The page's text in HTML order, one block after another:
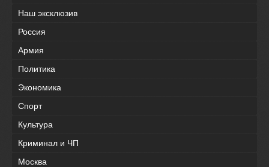
Наш эксклюзив
Россия
Армия
Политика
Экономика
Спорт
Культура
Криминал и ЧП
Москва